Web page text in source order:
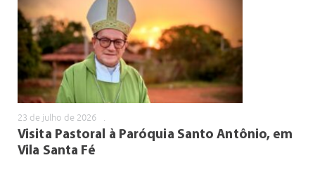
23 de julho de 2026
Visita Pastoral à Paróquia Santo Antônio, em
Vila Santa Fé